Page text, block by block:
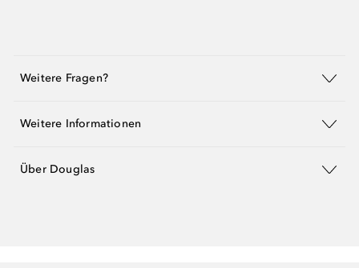
Weitere Fragen?
Weitere Informationen
Über Douglas